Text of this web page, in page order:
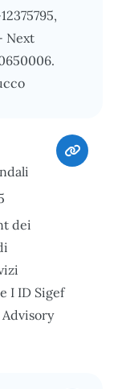
Next
dei
I ID Sigef
Advisory